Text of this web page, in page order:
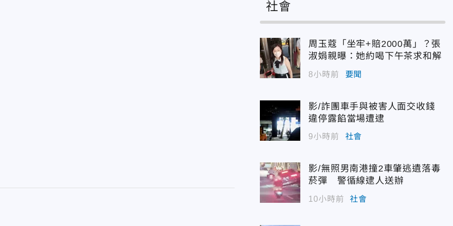
社會
周玉蔻「坐牢+賠2000萬」？張
淑娟親曝：她約喝下午茶求和解
8小時前 要聞
影/詐團車手與被害人面交收錢
違停露餡當場遭逮
9小時前 社會
影/無照男南港撞2車肇逃遺落毒
菸彈 警循線逮人送辦
10小時前 社會